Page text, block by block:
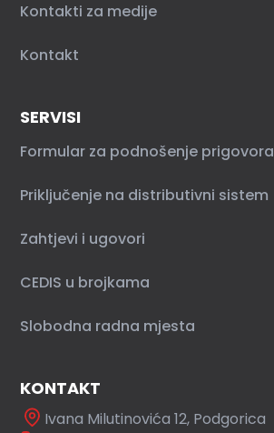
Kontakti za medije
Kontakt
SERVISI
Formular za podnošenje prigovora
Priključenje na distributivni sistem
Zahtjevi i ugovori
CEDIS u brojkama
Slobodna radna mjesta
KONTAKT
Ivana Milutinovića 12, Podgorica